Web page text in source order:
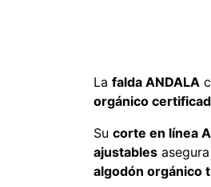
La falda ANDALA
orgánico
Su corte en línea
ajustables
algodón orgánico